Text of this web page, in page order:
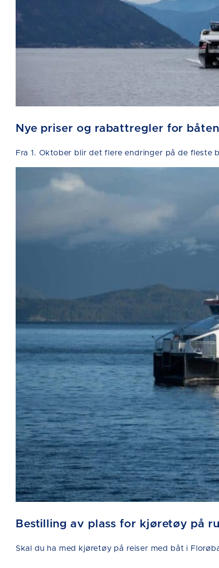
Nye priser og rabattregler for
Fra 1. Oktober blir det flere endringer på de
Bestilling av plass for kjøretøy på
Skal du ha med kjøretøy på reiser med båt i